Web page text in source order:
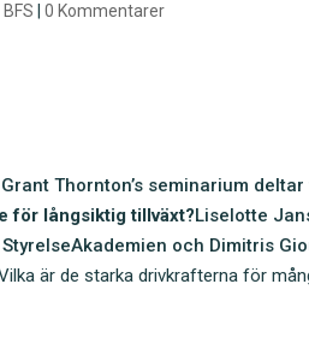
|0 Kommentarer
Thornton’s seminarium
för långsiktig tillväxt?Liselotte
och Dimitris
är de starka drivkrafterna för